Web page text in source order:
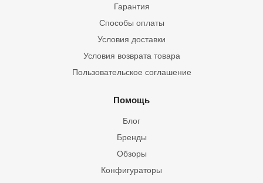
Гарантия
Способы оплаты
Условия доставки
Условия возврата товара
Пользовательское соглашение
Помощь
Блог
Бренды
Обзоры
Конфигураторы